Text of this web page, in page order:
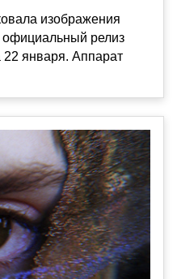
изображения
релиз
22 января. Аппарат